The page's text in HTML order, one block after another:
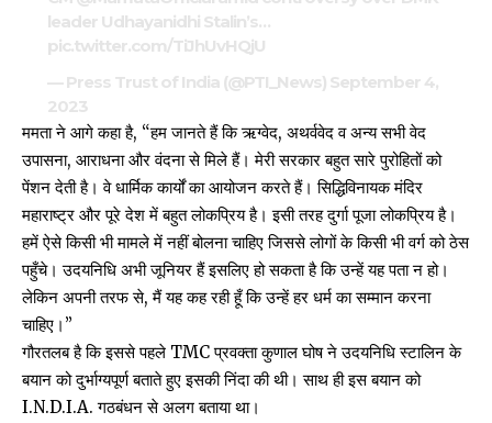
leader Udhayanidhi Stalin’s…
pic.twitter.com/TiJhUvHQjU
— Press Trust of India (@PTI_News) September 4,
2023
ममता ने आगे कहा है, “हम जानते हैं कि ऋग्वेद, अथर्ववेद व अन्य सभी वेद
उपासना, आराधना और वंदना से मिले हैं। मेरी सरकार बहुत सारे पुरोहितों को
पेंशन देती है। वे धार्मिक कार्यों का आयोजन करते हैं। सिद्धिविनायक मंदिर
महाराष्ट्र और पूरे देश में बहुत लोकप्रिय है। इसी तरह दुर्गा पूजा लोकप्रिय है।
हमें ऐसे किसी भी मामले में नहीं बोलना चाहिए जिससे लोगों के किसी भी वर्ग को ठेस
पहुँचे। उदयनिधि अभी जूनियर हैं इसलिए हो सकता है कि उन्हें यह पता न हो।
लेकिन अपनी तरफ से, मैं यह कह रही हूँ कि उन्हें हर धर्म का सम्मान करना
चाहिए।”
गौरतलब है कि इससे पहले TMC प्रवक्ता कुणाल घोष ने उदयनिधि स्टालिन के
बयान को दुर्भाग्यपूर्ण बताते हुए इसकीनिंदाकी थी। साथ ही इस बयान को
I.N.D.I.A. गठबंधन से अलग बताया था।